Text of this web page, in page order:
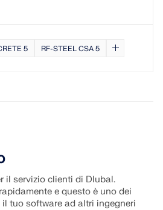
5 RF-STEEL CSA 5
il servizio clienti di Dlubal.
e questo è uno dei
tuo software ad altri ingegneri